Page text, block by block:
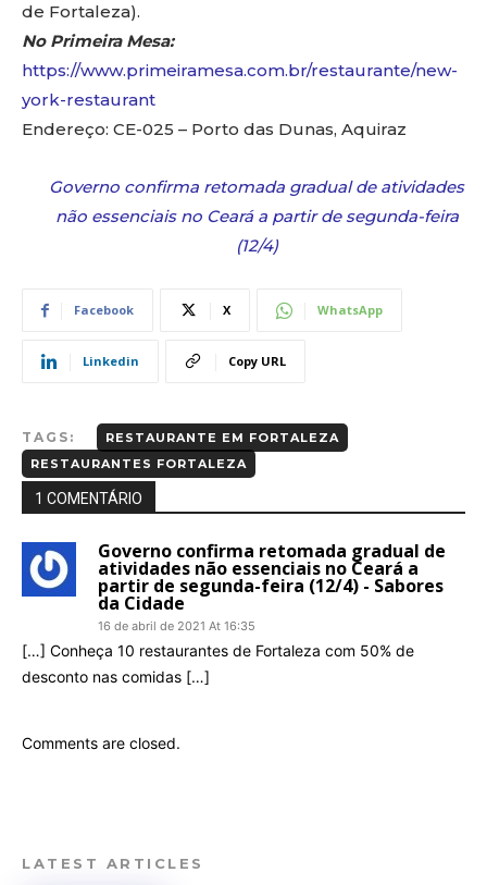
de Fortaleza).
No Primeira Mesa:
https://www.primeiramesa.com.br/restaurante/new-
york-restaurant
Endereço: CE-025 – Porto das Dunas, Aquiraz
Governo confirma retomada gradual de atividades
não essenciais no Ceará a partir de segunda-feira
(12/4)
Facebook X WhatsApp
Linkedin Copy URL
TAGS:
RESTAURANTE EM FORTALEZA
RESTAURANTES FORTALEZA
1 COMENTÁRIO
Governo confirma retomada gradual de
atividades não essenciais no Ceará a
partir de segunda-feira (12/4) - Sabores
da Cidade
16 de abril de 2021 At 16:35
[…] Conheça 10 restaurantes de Fortaleza com 50% de
desconto nas comidas […]
Comments are closed.
LATEST ARTICLES